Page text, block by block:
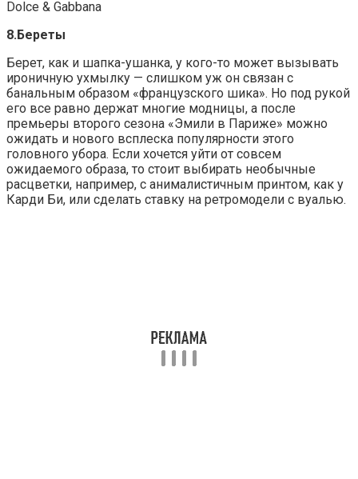
Dolce & Gabbana
8.Береты
Берет, как и шапка-ушанка, у кого-то может вызывать
ироничную ухмылку — слишком уж он связан с
банальным образом «французского шика». Но под рукой
его все равно держат многие модницы, а после
премьеры второго сезона «Эмили в Париже» можно
ожидать и нового всплеска популярности этого
головного убора. Если хочется уйти от совсем
ожидаемого образа, то стоит выбирать необычные
расцветки, например, с анималистичным принтом, как у
Карди Би, или сделать ставку на ретромодели с вуалью.